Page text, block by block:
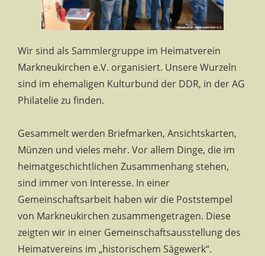
Wir sind als Sammlergruppe im Heimatverein
Markneukirchen e.V. organisiert. Unsere Wurzeln
sind im ehemaligen Kulturbund der DDR, in der AG
Philatelie zu finden.
Gesammelt werden Briefmarken, Ansichtskarten,
Münzen und vieles mehr. Vor allem Dinge, die im
heimatgeschichtlichen Zusammenhang stehen,
sind immer von Interesse. In einer
Gemeinschaftsarbeit haben wir die Poststempel
von Markneukirchen zusammengetragen. Diese
zeigten wir in einer Gemeinschaftsausstellung des
Heimatvereins im „historischem Sägewerk“.